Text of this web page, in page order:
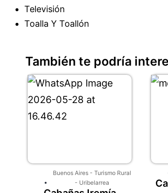
Televisión
Toalla Y Toallón
También te podría
Buenos Aires- Turismo Rural
- Uribelarrea